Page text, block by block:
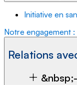
Initiative en
Notre engagement :
Relations